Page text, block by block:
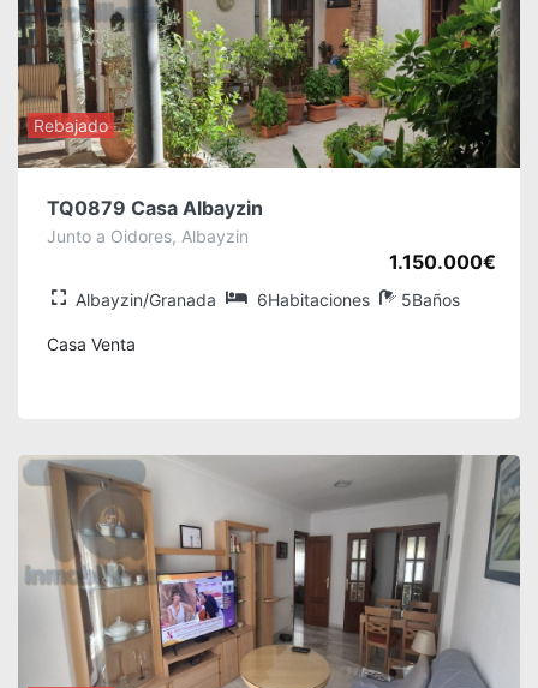
1.150.000€
Rebajado
TQ0879 Casa Albayzin
Junto a Oidores, Albayzin
Albayzin/Granada 6Habitaciones 5Baños
Casa Venta